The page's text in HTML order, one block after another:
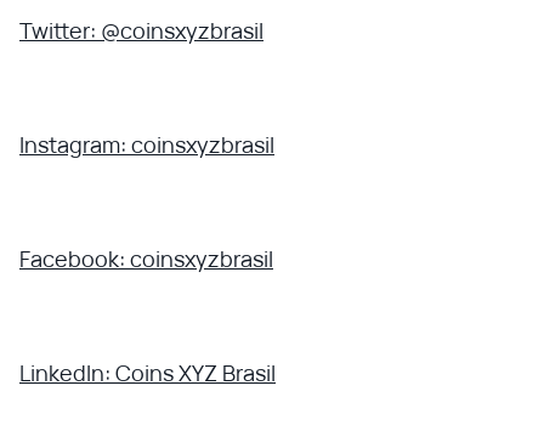
Twitter: @coinsxyzbrasil
Instagram: coinsxyzbrasil
Facebook: coinsxyzbrasil
LinkedIn: Coins XYZ Brasil